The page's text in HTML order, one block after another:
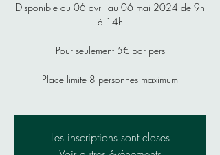
Disponible du 06 avril au 06 mai 2024 de 9h
à 14h
Pour seulement 5€ par pers
Place limite 8 personnes maximum
Les inscriptions sont closes